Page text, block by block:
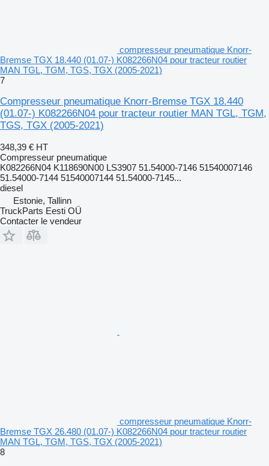
compresseur pneumatique Knorr-
Bremse TGX 18.440 (01.07-) K082266N04 pour tracteur routier
MAN TGL, TGM, TGS, TGX (2005-2021)
7
Compresseur pneumatique Knorr-Bremse TGX 18.440
(01.07-) K082266N04 pour tracteur routier MAN TGL, TGM,
TGS, TGX (2005-2021)
348,39 € HT
Compresseur pneumatique
K082266N04 K118690N00 LS3907 51.54000-7146 51540007146
51.54000-7144 51540007144 51.54000-7145...
diesel
Estonie, Tallinn
TruckParts Eesti OÜ
Contacter le vendeur
compresseur pneumatique Knorr-
Bremse TGX 26.480 (01.07-) K082266N04 pour tracteur routier
MAN TGL, TGM, TGS, TGX (2005-2021)
8